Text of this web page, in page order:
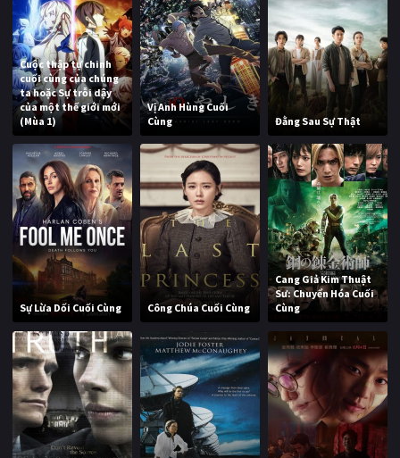
Cuộc thập tự chinh
cuối cùng của chúng
ta hoặc Sự trỗi dậy
của một thế giới mới
(Mùa 1)
Vị Anh Hùng Cuối
Cùng
Đằng Sau Sự Thật
Sự Lừa Dối Cuối Cùng Công Chúa Cuối Cùng
Cang Giả Kim Thuật
Sư: Chuyển Hóa Cuối
Cùng